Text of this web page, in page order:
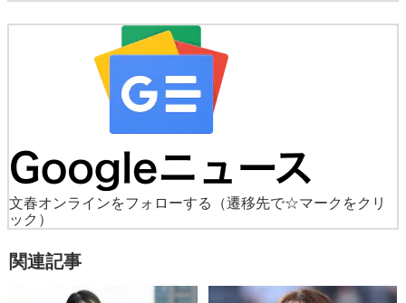
文春オンラインをフォローする
（遷移先で☆マークをクリ
ック）
関連記事